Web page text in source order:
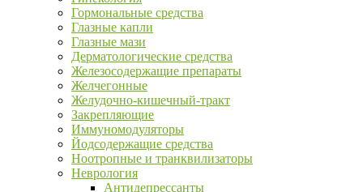
Гормональные средства
Глазные капли
Глазные мази
Дерматологические средства
Железосодержащие препараты
Желчегонные
Желудочно-кишечный-тракт
Закрепляющие
Иммуномодуляторы
Йодсодержащие средства
Ноотропные и транквилизаторы
Неврология
Антидепрессанты